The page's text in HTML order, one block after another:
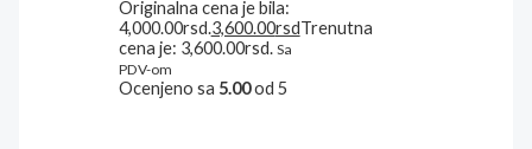
Originalna cena je bila:
4,000.00rsd.3,600.00rsdTrenutna
cena je: 3,600.00rsd. Sa
PDV-om
Ocenjeno sa 5.00od 5